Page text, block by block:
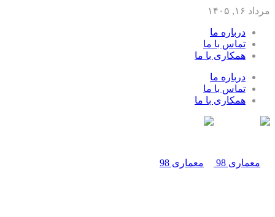
مرداد ۱۶, ۱۴۰۵
درباره ما
تماس با ما
همکاری با ما
درباره ما
تماس با ما
همکاری با ما